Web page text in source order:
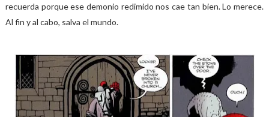
recuerda porque ese demonio redimido nos cae tan bien. Lo merece.
Al fin y al cabo, salva el mundo.